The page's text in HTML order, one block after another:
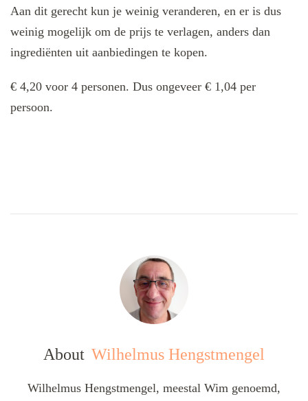
Aan dit gerecht kun je weinig veranderen, en er is dus
weinig mogelijk om de prijs te verlagen, anders dan
ingrediënten uit aanbiedingen te kopen.
€ 4,20 voor 4 personen. Dus ongeveer € 1,04 per
persoon.
About Wilhelmus Hengstmengel
Wilhelmus Hengstmengel, meestal Wim genoemd,